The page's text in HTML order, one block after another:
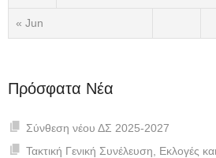
« Jun
Πρόσφατα Νέα
Σύνθεση νέου ΔΣ 2025-2027
Τακτική Γενική Συνέλευση, Εκλογές